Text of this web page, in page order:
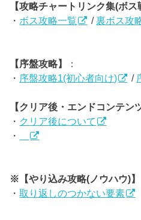
【攻略チャートリンク集(ボス
・ ボス攻略一覧 /裏ボス攻
【序盤攻略】
：
・ 序盤攻略1(初心者向け) /
【クリア後・エンドコンテン
・ クリア後について
・
※【やり込み攻略(ノウハウ)】
・取り返しのつかない要素